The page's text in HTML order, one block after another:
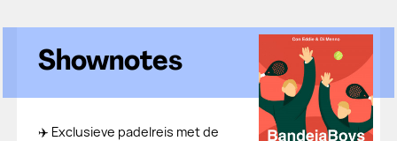
Shownotes
✈️ Exclusieve padelreis met de